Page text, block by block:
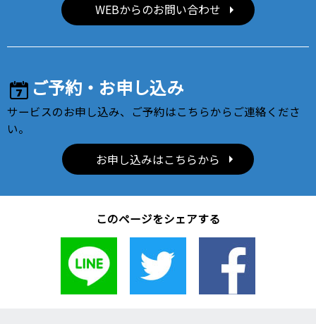
WEBからのお問い合わせ
ご予約・お申し込み
サービスのお申し込み、ご予約はこちらからご連絡くださ
い。
お申し込みはこちらから
このページをシェアする